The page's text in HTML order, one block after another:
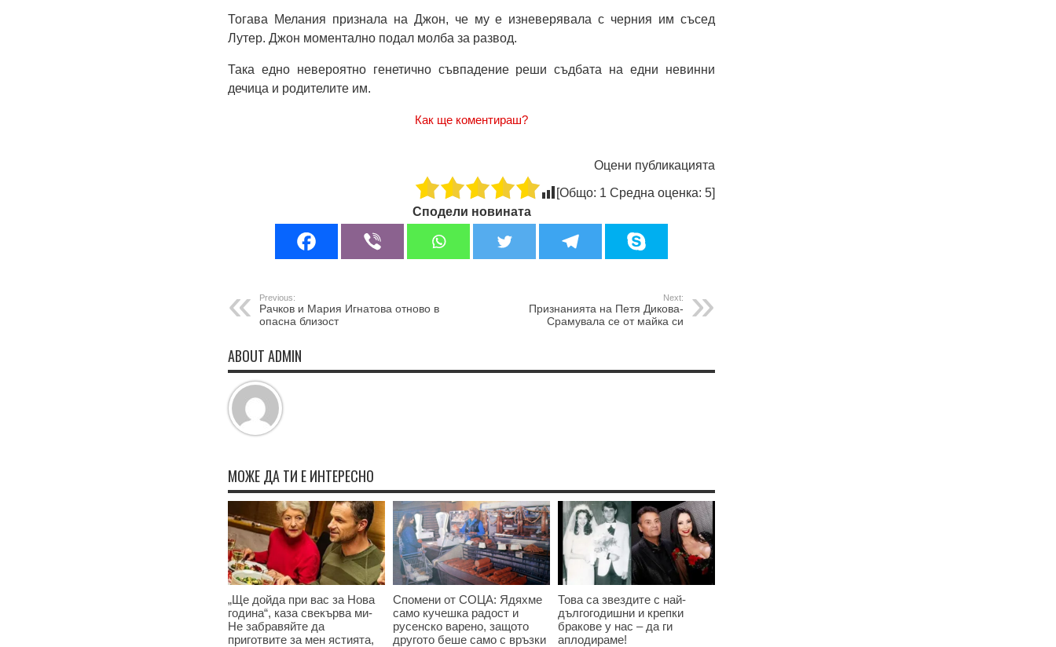
Тогава Мелания признала на Джон, че му е изневерявала с черния им съсед
Лутер. Джон моментално подал молба за развод.
Така едно невероятно генетично съвпадение реши съдбата на едни невинни
дечица и родителите им.
Как ще коментираш?
Оцени публикацията
[Общо: 1 Средна оценка: 5]
Сподели новината
Previous:
Рачков и Мария Игнатова отново в
опасна близост
Next:
Признанията на Петя Дикова-
Срамувала се от майка си
ABOUT ADMIN
МОЖЕ ДА ТИ Е ИНТЕРЕСНО
„Ще дойда при вас за Нова
година“, каза свекърва ми-
Не забравяйте да
приготвите за мен ястията,
Спомени от СОЦА: Ядяхме
само кучешка радост и
русенско варено, защото
другото беше само с връзки
Това са звездите с най-
дългогодишни и крепки
бракове у нас – да ги
аплодираме!